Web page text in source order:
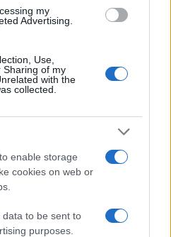
my
Advertising.
Use,
Sharing of my
with the
collected.
enable storage
cookies on web or
to be sent to
purposes.